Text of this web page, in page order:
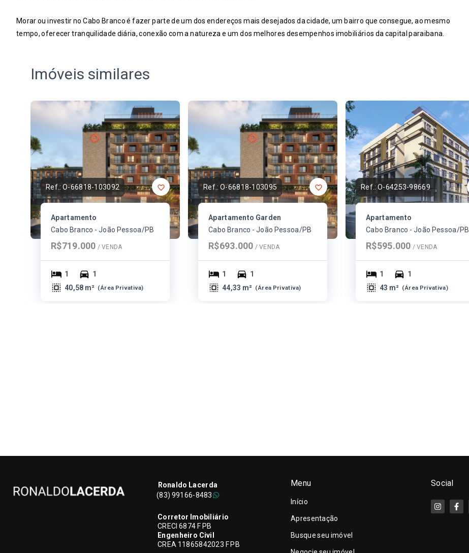
Morar ou investir no Cabo Branco é fazer parte de um dos endereços mais desejados da cidade, um bairro que consegue, ao mesmo
tempo, oferecer tranquilidade diária, conexão com a natureza e um dos melhores desempenhos imobiliários da capital paraibana.
Imóveis similares
Ref.:O-66818-103092
Apartamento
Cabo Branco - João Pessoa/PB
R$719.000 / VENDA
1
1
40,58 m² (Área Privativa)
Ref.:O-66818-103095
Apartamento Garden
Cabo Branco - João Pessoa/PB
R$693.000 / VENDA
1
1
44,33 m² (Área Privativa)
Ref.:O-64253-98669
Apartamento
Cabo Branco - João Pessoa/PB
R$595.000 / VENDA
1
1
43 m² (Área Privativa)
Ronaldo Lacerda
(83) 99166-8483
Corretor Imobiliário
CRECI 6874 F PB
Engenheiro Civil
CREA 11865842023 F PB
Menu
Início
Apresentação
Busque seu imóvel
Social